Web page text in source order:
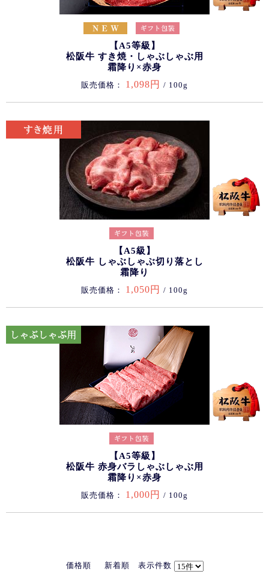
【A5等級】
松阪牛 すき焼・しゃぶしゃぶ用
霜降り×赤身
販売価格： 1,098円 / 100g
【A5級】
松阪牛 しゃぶしゃぶ切り落とし
霜降り
販売価格： 1,050円 / 100g
【A5等級】
松阪牛 赤身バラしゃぶしゃぶ用
霜降り×赤身
販売価格： 1,000円 / 100g
価格順 新着順 表示件数